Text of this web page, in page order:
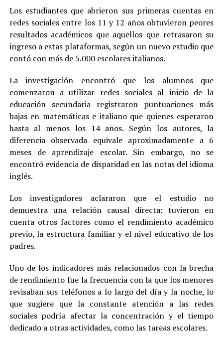
Los estudiantes que abrieron sus primeras cuentas en
redes sociales entre los 11 y 12 años obtuvieron peores
resultados académicos que aquellos que retrasaron su
ingreso a estas plataformas, según un nuevo estudio que
contó con más de 5.000 escolares italianos.
La investigación encontró que los alumnos que
comenzaron a utilizar redes sociales al inicio de la
educación secundaria registraron puntuaciones más
bajas en matemáticas e italiano que quienes esperaron
hasta al menos los 14 años. Según los autores, la
diferencia observada equivale aproximadamente a 6
meses de aprendizaje escolar. Sin embargo, no se
encontró evidencia de disparidad en las notas del idioma
inglés.
Los investigadores aclararon que el estudio no
demuestra una relación causal directa; tuvieron en
cuenta otros factores como el rendimiento académico
previo, la estructura familiar y el nivel educativo de los
padres.
Uno de los indicadores más relacionados con la brecha
de rendimiento fue la frecuencia con la que los menores
revisaban sus teléfonos a lo largo del día y la noche, lo
que sugiere que la constante atención a las redes
sociales podría afectar la concentración y el tiempo
dedicado a otras actividades, como las tareas escolares.